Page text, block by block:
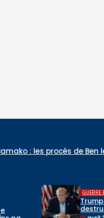
le Cerveau, du
la
GUERRE
Un